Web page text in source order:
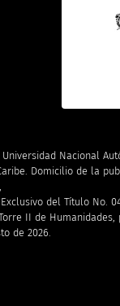
Nacional
Domicilio de la
del Título No.
II de Humanidades,
de 2026.